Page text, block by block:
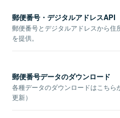
郵便番号・デジタルアドレスAPI
郵便番号とデジタルアドレスから住
を提供。
郵便番号データのダウンロード
各種データのダウンロードはこちら
更新）